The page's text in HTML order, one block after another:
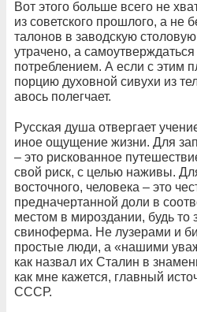
Вот этого больше всего не
из советского прошлого, а не
талонов в заводскую
утрачено, а самоутверждаться
потреблением. А если с этим
порцию духовной сивухи из
авось полегчает.
Русская душа отвергает
иное ощущение жизни. Для
– это рискованное
свой риск, с целью наживы.
восточного, человека – это
предначертанной доли в
местом в мироздании, будь то
свиноферма. Не лузерами и
простые люди, а «нашими
как назвал их Сталин в
как мне кажется, главный
СССР.